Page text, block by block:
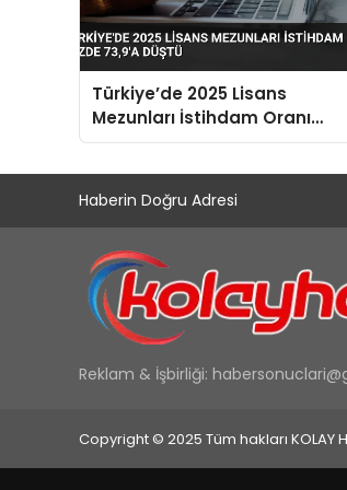
Türkiye’de 2025 Lisans
Mezunları İstihdam Oranı
Yüzde 73,9’a Düştü
Haberin Doğru Adresi
Reklam & İşbirliği:
Copyright © 2025 Tüm hakları KOLAY